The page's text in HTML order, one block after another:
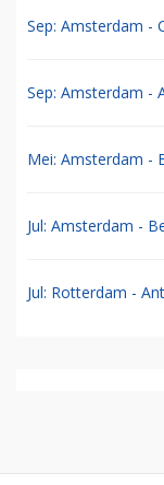
Sep: Amsterdam -
Sep: Amsterdam -
Mei: Amsterdam -
Jul: Amsterdam -
Jul: Rotterdam -